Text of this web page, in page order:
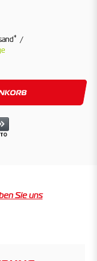
*
Sie uns